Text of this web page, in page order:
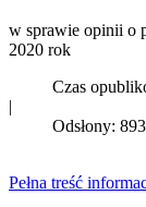
w sprawie opinii o
2020 rok
Czas
|
Odsłony: 893
Pełna treść